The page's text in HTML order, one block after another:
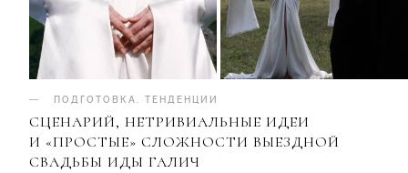
ПОДГОТОВКА ТЕНДЕНЦИИ
СЦЕНАРИЙ, НЕТРИВИАЛЬНЫЕ ИДЕИ
И «ПРОСТЫЕ» СЛОЖНОСТИ ВЫЕЗДНОЙ
СВАДЬБЫ ИДЫ ГАЛИЧ